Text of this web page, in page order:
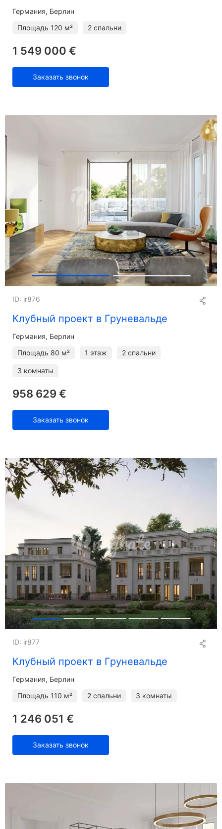
Германия, Берлин
Площадь 120 м² 2 спальни
1 549 000 €
Заказать звонок
Клубный проект в Груневальде
ID: ir876
Германия, Берлин
Площадь 80 м² 1 этаж 2 спальни
3 комнаты
958 629 €
Заказать звонок
Клубный проект в Груневальде
ID: ir877
Германия, Берлин
Площадь 110 м² 2 спальни 3 комнаты
1 246 051 €
Заказать звонок